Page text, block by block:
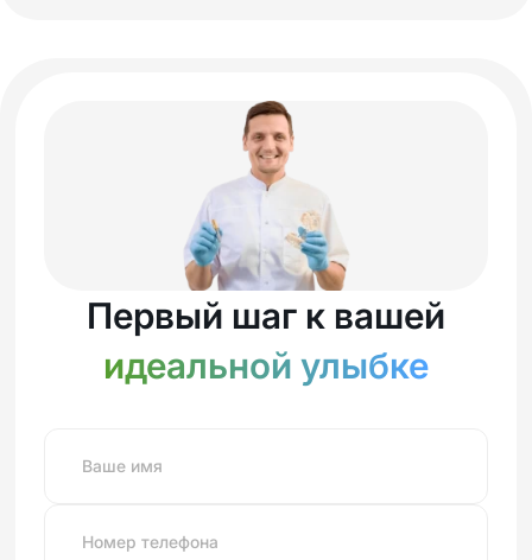
Первый шаг к вашей
идеальной улыбке
Ваше имя
Номер телефона